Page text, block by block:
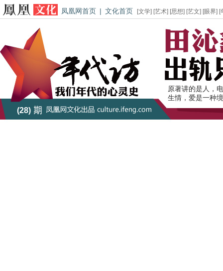
凤凰网首页 | 文化首页 [文学] [艺术] [思想] [艺文] [眼界] [
原著讲的是人，
生情，爱是一种
(28)